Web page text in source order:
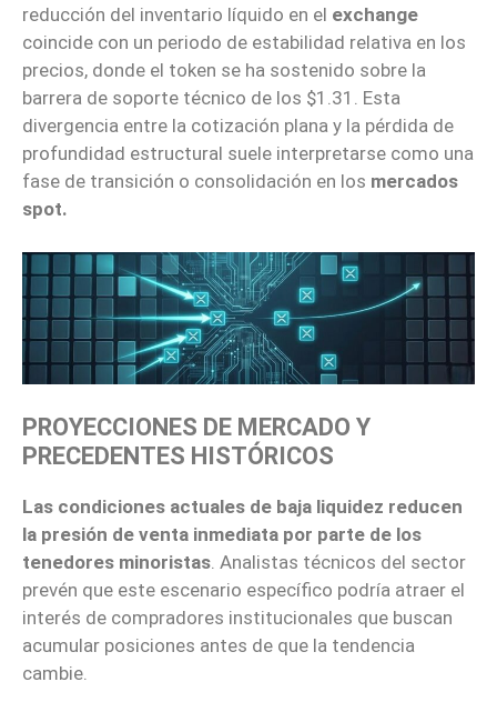
reducción del inventario líquido en el exchange
coincide con un periodo de estabilidad relativa en los
precios, donde el token se ha sostenido sobre la
barrera de soporte técnico de los $1.31. Esta
divergencia entre la cotización plana y la pérdida de
profundidad estructural suele interpretarse como una
fase de transición o consolidación en los mercados
spot.
PROYECCIONES DE MERCADO Y
PRECEDENTES HISTÓRICOS
Las condiciones actuales de baja liquidez reducen
la presión de venta inmediata por parte de los
tenedores minoristas . Analistas técnicos del sector
prevén que este escenario específico podría atraer el
interés de compradores institucionales que buscan
acumular posiciones antes de que la tendencia
cambie.